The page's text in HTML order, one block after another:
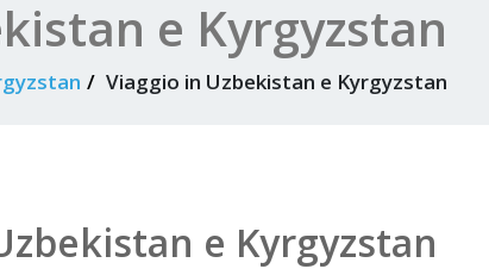
e Kyrgyzstan
Viaggio in Uzbekistan e Kyrgyzstan
e Kyrgyzstan